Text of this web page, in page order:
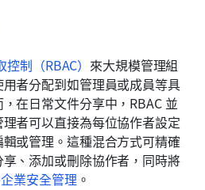
制（RBAC） 來大規模管理組
者分配到如管理員或成員等具
在日常文件分享中，RBAC 並
者可以直接為每位協作者設定
或管理。這種混合方式可精確
、添加或刪除協作者，同時將
企業安全管理 。